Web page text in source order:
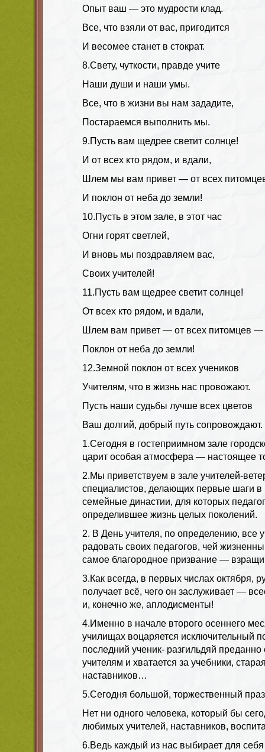
Опыт ваш — это мудрости клад.
Все, что взяли от вас, пригодится
И весомее станет в стократ.
8.Свету, чуткости, правде учите
Наши души и наши умы.
Все, что в жизни вы нам зададите,
Постараемся выполнить мы.
9.Пусть вам щедрее светит солнце!
И от всех кто рядом, и вдали,
Шлем мы вам привет — от всех
И поклон от неба до земли!
10.Пусть в этом зале, в этот час
Огни горят светлей,
И вновь мы поздравляем вас,
Своих учителей!
11.Пусть вам щедрее светит солнце!
От всех кто рядом, и вдали,
Шлем вам привет — от всех питомцев —
Поклон от неба до земли!
12.Земной поклон от всех учеников
Учителям, что в жизнь нас провожают.
Пусть наши судьбы лучше всех цветов
Ваш долгий, добрый путь сопровождают.
1.Сегодня в гостеприимном зале
царит особая атмосфера — настоящее
2.Мы приветствуем в зале учителей-
специалистов, делающих первые шаги
семейные династии, для которых
определившее жизнь целых поколений.
2. В День учителя, по определению, все
радовать своих педагогов, чей
самое благородное призвание —
3.Как всегда, в первых числах октября,
получает всё, чего он заслуживает —
и, конечно же, аплодисменты!
4.Именно в начале второго осеннего
училищах воцаряется исключительный
последний ученик- разгильдяй
учителям и хватается за учебники,
наставников…
5.Сегодня большой, торжественный
Нет ни одного человека, который бы
любимых учителей, наставников,
6.Ведь каждый из нас выбирает для